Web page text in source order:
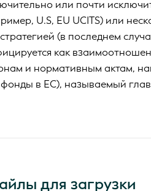
или почти
U.S, EU UCITS) или
(в последнем
как
и нормативным актам,
в ЕС), называемый
для загрузки